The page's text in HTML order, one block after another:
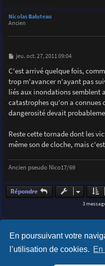
En poursuivant votre
l’utilisation de cookies. En
Nicolas Baluteau
Ancien
M
s
s
a
g
e
jeu. oct. 27, 2011 09:04
C'est arrivé quelque fois,
trop m'avancer n'ayant pas
liés aux inondations semblent
catastrophes qu'on a connues
dangerosité devait
Reste cette tornade dont les
même son de cloche, mais
Ancien pseudo Nico17/69
Répondre
3
Accueil Index du forum